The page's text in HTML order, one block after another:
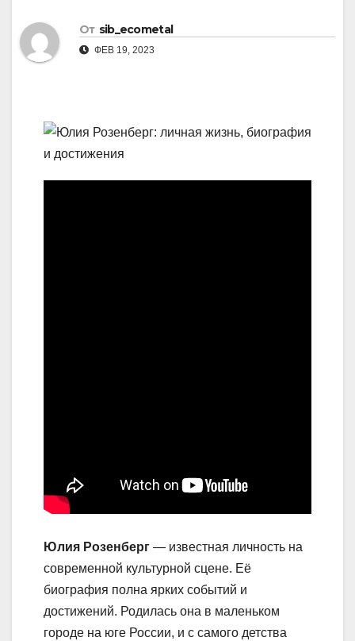
От sib_ecometal
ФЕВ 19, 2023
Юлия Розенберг — известная личность на
современной культурной сцене. Её
биография полна ярких событий и
достижений. Родилась она в маленьком
городе на юге России, и с самого детства